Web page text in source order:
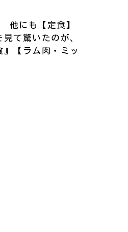
にも【定食】
見て驚いたのが、
【ラム肉・ミッ